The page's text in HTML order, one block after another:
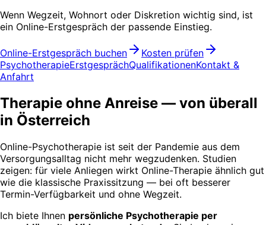
Wenn Wegzeit, Wohnort oder Diskretion wichtig sind, ist
ein Online-Erstgespräch der passende Einstieg.
Online-Erstgespräch buchen
Kosten prüfen
PsychotherapieErstgesprächQualifikationenKontakt &
Anfahrt
Therapie ohne Anreise — von überall
in Österreich
Online-Psychotherapie ist seit der Pandemie aus dem
Versorgungsalltag nicht mehr wegzudenken. Studien
zeigen: für viele Anliegen wirkt Online-Therapie ähnlich gut
wie die klassische Praxissitzung — bei oft besserer
Termin-Verfügbarkeit und ohne Wegzeit.
Ich biete Ihnen persönliche Psychotherapie per